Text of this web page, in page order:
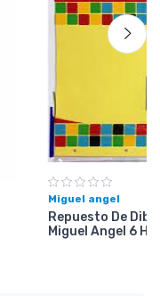
Miguel angel
Repuesto De
Miguel Angel 6